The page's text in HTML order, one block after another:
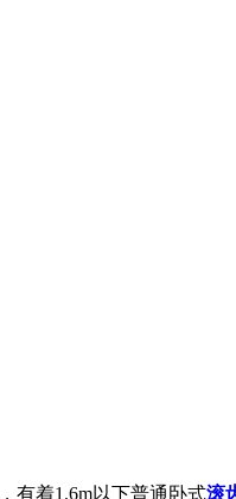
有着1.6m以下普通卧式滚